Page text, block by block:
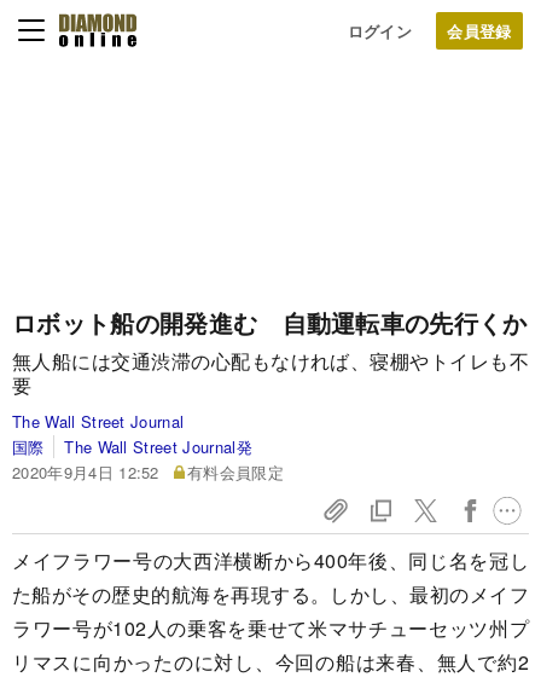
ログイン
ロボット船の開発進む 自動運転車の先行くか
無人船には交通渋滞の心配もなければ、寝棚やトイレも不
要
The Wall Street Journal
国際
The Wall Street Journal発
2020年9月4日 12:52
有料会員限定
メイフラワー号の大西洋横断から400年後、同じ名を冠し
た船がその歴史的航海を再現する。しかし、最初のメイフ
ラワー号が102人の乗客を乗せて米マサチューセッツ州プ
リマスに向かったのに対し、今回の船は来春、無人で約2